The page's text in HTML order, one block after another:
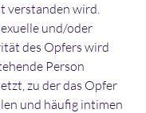
verstanden wird.
und/oder
des Opfers wird
Person
zu der das Opfer
und häufig intimen